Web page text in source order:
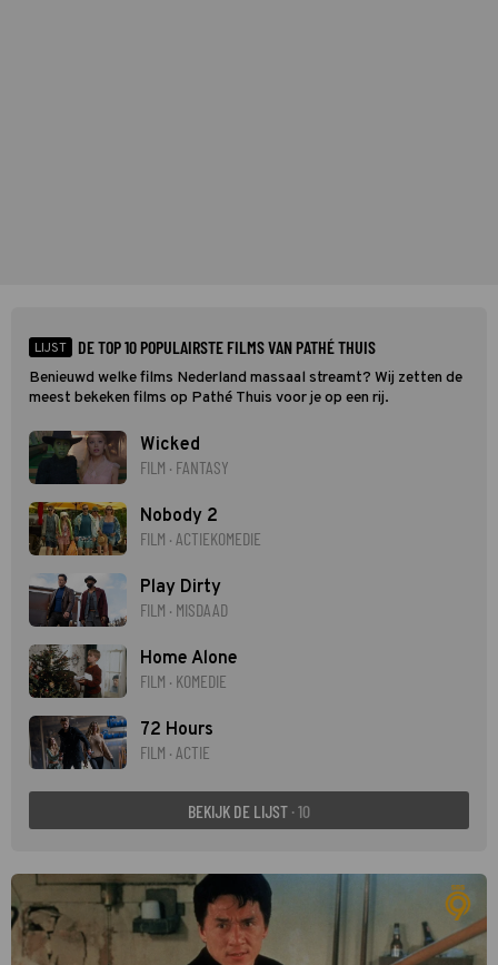
LIJST DE TOP 10 POPULAIRSTE FILMS VAN PATHÉ THUIS
Benieuwd welke films Nederland massaal streamt? Wij zetten de
meest bekeken films op Pathé Thuis voor je op een rij.
Wicked
FILM · FANTASY
Nobody 2
FILM · ACTIEKOMEDIE
Play Dirty
FILM · MISDAAD
Home Alone
FILM · KOMEDIE
72 Hours
FILM · ACTIE
BEKIJK DE LIJST · 10